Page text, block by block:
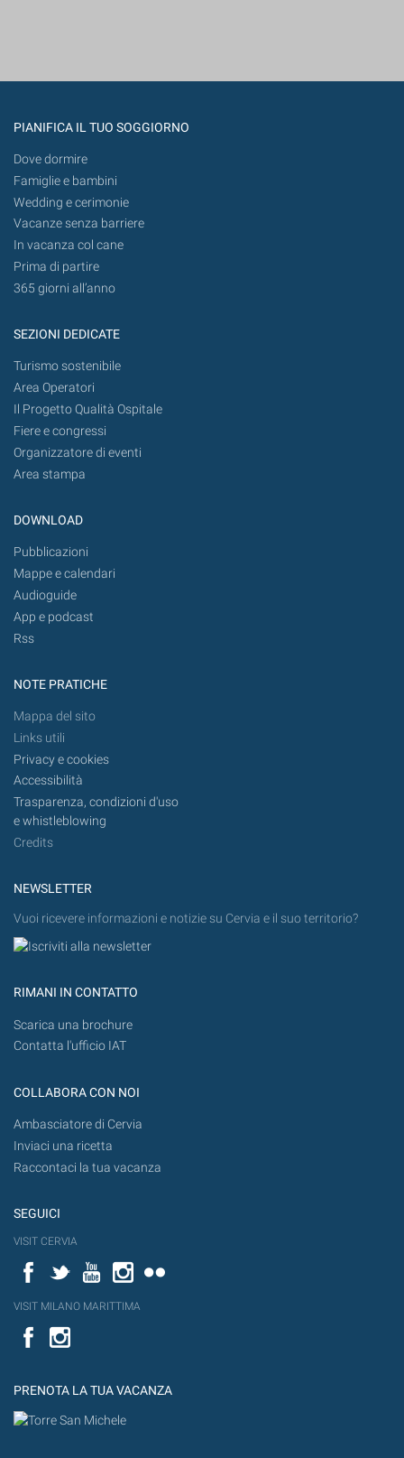
PIANIFICA IL TUO SOGGIORNO
Dove dormire
Famiglie e bambini
Wedding e cerimonie
Vacanze senza barriere
In vacanza col cane
Prima di partire
365 giorni all’anno
SEZIONI DEDICATE
Turismo sostenibile
Area Operatori
Il Progetto Qualità Ospitale
Fiere e congressi
Organizzatore di eventi
Area stampa
DOWNLOAD
Pubblicazioni
Mappe e calendari
Audioguide
App e podcast
Rss
NOTE PRATICHE
Mappa del sito
Links utili
Privacy e cookies
Accessibilità
Trasparenza, condizioni d'uso
e whistleblowing
Credits
NEWSLETTER
Vuoi ricevere informazioni e notizie su Cervia e il suo territorio?
RIMANI IN CONTATTO
Scarica una brochure
Contatta l'ufficio IAT
COLLABORA CON NOI
Ambasciatore di Cervia
Inviaci una ricetta
Raccontaci la tua vacanza
SEGUICI
VISIT CERVIA
FacebookTwitterYouTubeInstagram
VISIT MILANO MARITTIMA
Facebook
PRENOTA LA TUA VACANZA